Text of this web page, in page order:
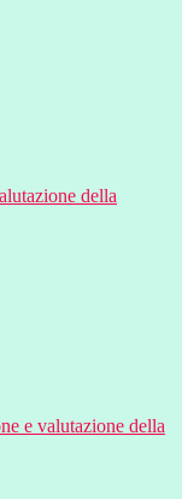
della
e valutazione della